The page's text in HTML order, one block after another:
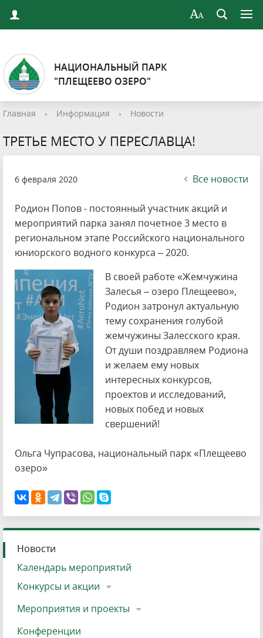
НАЦИОНАЛЬНЫЙ ПАРК
"ПЛЕЩЕЕВО ОЗЕРО"
Главная › Информация › Новости
ТРЕТЬЕ МЕСТО У ПЕРЕСЛАВЦА!
6 февраля 2020 Все новости
Родион Попов - постоянный участник акций и
мероприятий парка занял почетное 3 место в
региональном этапе Российского национального
юниорского водного конкурса – 2020.
В своей работе «Жемчужина
Залесья – озеро Плещеево»,
Родион затронул актуальную
тему сохранения голубой
жемчужины Залесского края.
От души поздравляем Родиона
и желаем ему новых
интересных конкурсов,
проектов и исследований,
новых побед и новых
свершений!
Ольга Чупрасова, национальный парк «Плещеево
озеро»
Новости
Календарь мероприятий
Конкурсы и акции
Мероприятия и проекты
Конференции